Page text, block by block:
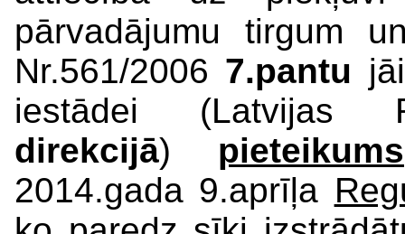
pārvadājumu tirgum
Nr.561/2006 7.pantu
iestādei (Latvijas
direkcijā) pieteikums
2014.gada 9.aprīļa